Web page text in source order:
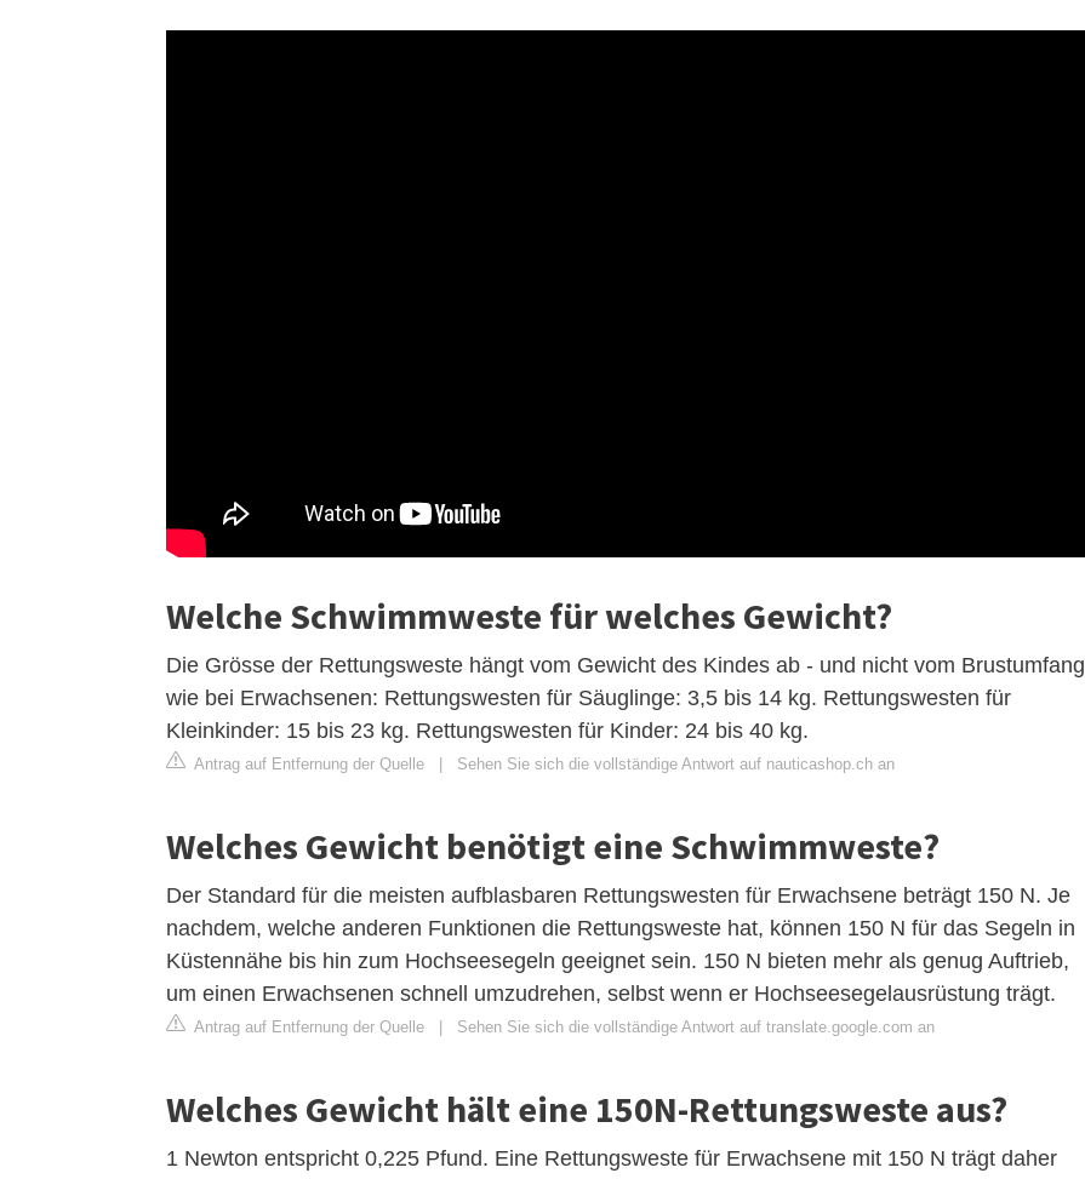
Welche Schwimmweste für welches Gewicht?
Die Grösse der Rettungsweste hängt vom Gewicht des Kindes ab - und nicht vom Brustumfang
wie bei Erwachsenen: Rettungswesten für Säuglinge: 3,5 bis 14 kg. Rettungswesten für
Kleinkinder: 15 bis 23 kg. Rettungswesten für Kinder: 24 bis 40 kg.
Antrag auf Entfernung der Quelle | Sehen Sie sich die vollständige Antwort auf nauticashop.ch an
Welches Gewicht benötigt eine Schwimmweste?
Der Standard für die meisten aufblasbaren Rettungswesten für Erwachsene beträgt 150 N. Je
nachdem, welche anderen Funktionen die Rettungsweste hat, können 150 N für das Segeln in
Küstennähe bis hin zum Hochseesegeln geeignet sein. 150 N bieten mehr als genug Auftrieb,
um einen Erwachsenen schnell umzudrehen, selbst wenn er Hochseesegelausrüstung trägt.
Antrag auf Entfernung der Quelle | Sehen Sie sich die vollständige Antwort auf translate.google.com an
Welches Gewicht hält eine 150N-Rettungsweste aus?
1 Newton entspricht 0,225 Pfund. Eine Rettungsweste für Erwachsene mit 150 N trägt daher